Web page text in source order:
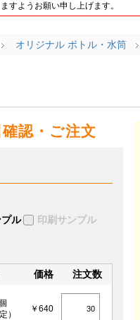
すようお願い申し上げます。
オリジナル ボトル・水筒
認・ご注文
ル 印刷サンプル
価格 注文数
）
￥640